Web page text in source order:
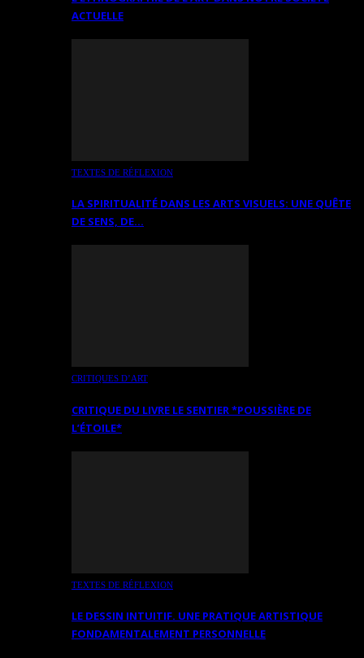
ACTUELLE
TEXTES DE RÉFLEXION
LA SPIRITUALITÉ DANS LES ARTS VISUELS: UNE QUÊTE
DE SENS, DE…
CRITIQUES D’ART
CRITIQUE DU LIVRE LE SENTIER *POUSSIÈRE DE
L’ÉTOILE*
TEXTES DE RÉFLEXION
LE DESSIN INTUITIF. UNE PRATIQUE ARTISTIQUE
FONDAMENTALEMENT PERSONNELLE